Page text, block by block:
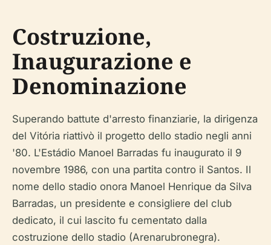
Costruzione,
Inaugurazione e
Denominazione
Superando battute d'arresto finanziarie, la dirigenza
del Vitória riattivò il progetto dello stadio negli anni
'80. L'Estádio Manoel Barradas fu inaugurato il 9
novembre 1986, con una partita contro il Santos. Il
nome dello stadio onora Manoel Henrique da Silva
Barradas, un presidente e consigliere del club
dedicato, il cui lascito fu cementato dalla
costruzione dello stadio (Arenarubronegra).